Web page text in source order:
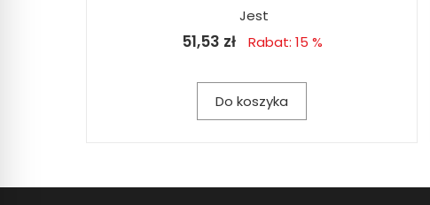
Jest
51,53 zł Rabat: 15 %
Do koszyka